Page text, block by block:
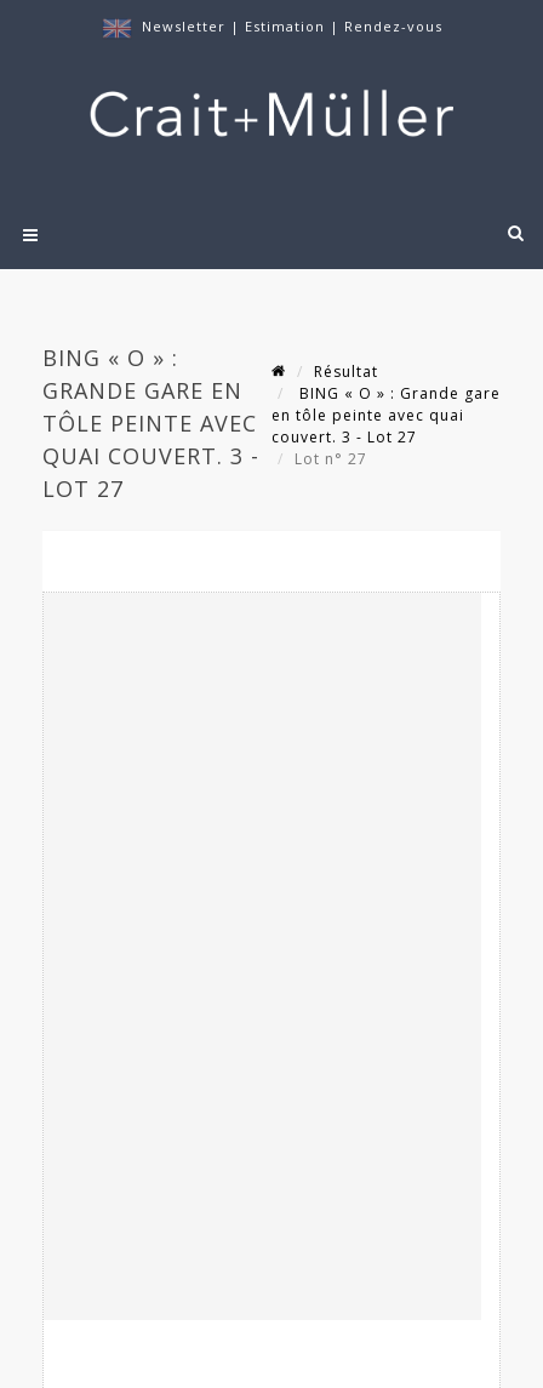
Newsletter | Estimation | Rendez-vous
BING « O » :
GRANDE GARE EN
TÔLE PEINTE AVEC
QUAI COUVERT. 3 -
LOT 27
Résultat
BING « O » : Grande gare
en tôle peinte avec quai
couvert. 3 - Lot 27
Lot n° 27